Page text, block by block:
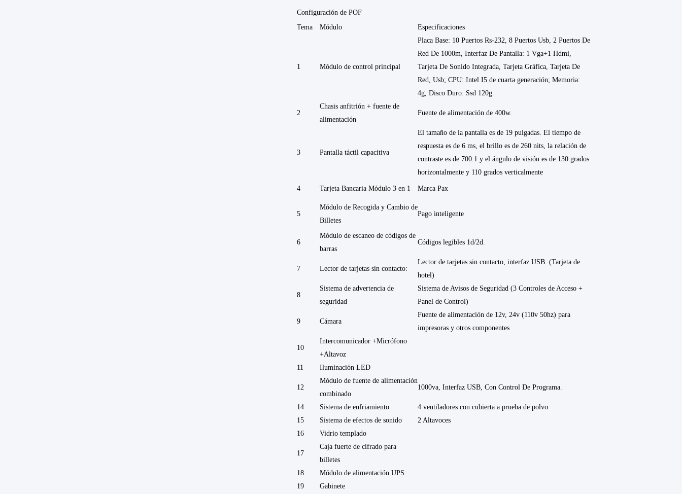
Configuración de POF
Tema
Módulo Especificaciones
1 Módulo de control principal
Placa Base: 10 Puertos Rs-232, 8 Puertos Usb, 2 Puertos De
Red De 1000m, Interfaz De Pantalla: 1 Vga+1 Hdmi,
Tarjeta De Sonido Integrada, Tarjeta Gráfica, Tarjeta De
Red, Usb; CPU: Intel I5 de cuarta generación; Memoria:
4g, Disco Duro: Ssd 120g.
2
Chasis anfitrión + fuente de
alimentación
Fuente de alimentación de 400w.
3 Pantalla táctil capacitiva
El tamaño de la pantalla es de 19 pulgadas. El tiempo de
respuesta es de 6 ms, el brillo es de 260 nits, la relación de
contraste es de 700:1 y el ángulo de visión es de 130 grados
horizontalmente y 110 grados verticalmente
4 Tarjeta Bancaria Módulo 3 en 1 Marca Pax
5
Módulo de Recogida y Cambio de
Billetes
Pago inteligente
6
Módulo de escaneo de códigos de
barras
Códigos legibles 1d/2d.
7 Lector de tarjetas sin contacto:
Lector de tarjetas sin contacto, interfaz USB. (Tarjeta de
hotel)
8
Sistema de advertencia de
seguridad
Sistema de Avisos de Seguridad (3 Controles de Acceso +
Panel de Control)
9 Cámara
Fuente de alimentación de 12v, 24v (110v 50hz) para
impresoras y otros componentes
10
Intercomunicador +Micrófono
+Altavoz
11
Iluminación LED
12
Módulo de fuente de alimentación
combinado
1000va, Interfaz USB, Con Control De Programa.
14 Sistema de enfriamiento
4 ventiladores con cubierta a prueba de polvo
15
Sistema de efectos de sonido
2 Altavoces
16
Vidrio templado
17
Caja fuerte de cifrado para
billetes
18
Módulo de alimentación UPS
19
Gabinete